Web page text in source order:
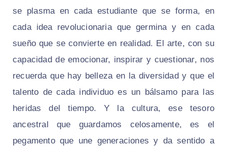
se plasma en cada estudiante que se forma, en
cada idea revolucionaria que germina y en cada
sueño que se convierte en realidad. El arte, con su
capacidad de emocionar, inspirar y cuestionar, nos
recuerda que hay belleza en la diversidad y que el
talento de cada individuo es un bálsamo para las
heridas del tiempo. Y la cultura, ese tesoro
ancestral que guardamos celosamente, es el
pegamento que une generaciones y da sentido a